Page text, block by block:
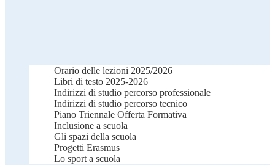
Orario delle lezioni 2025/2026
Libri di testo 2025-2026
Indirizzi di studio percorso professionale
Indirizzi di studio percorso tecnico
Piano Triennale Offerta Formativa
Inclusione a scuola
Gli spazi della scuola
Progetti Erasmus
Lo sport a scuola